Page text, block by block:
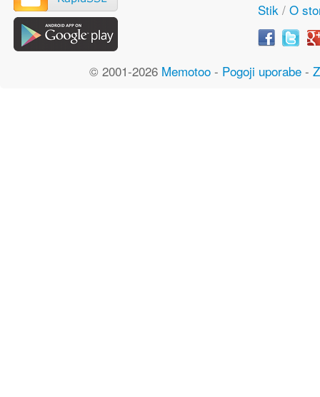
Stik / O
© 2001-2026 Memotoo- Pogoji uporabe-